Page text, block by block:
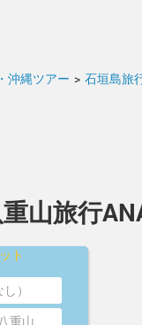
沖縄ツアー > 石垣島旅
山旅行
ト
）
重山